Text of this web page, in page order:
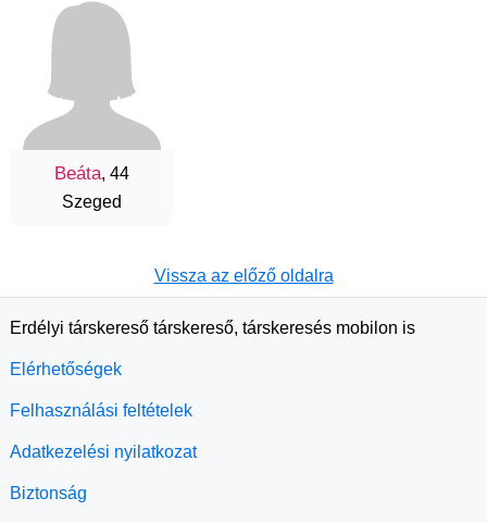
Beáta, 44
Szeged
Vissza az előző oldalra
Erdélyi társkereső társkereső, társkeresés mobilon is
Elérhetőségek
Felhasználási feltételek
Adatkezelési nyilatkozat
Biztonság